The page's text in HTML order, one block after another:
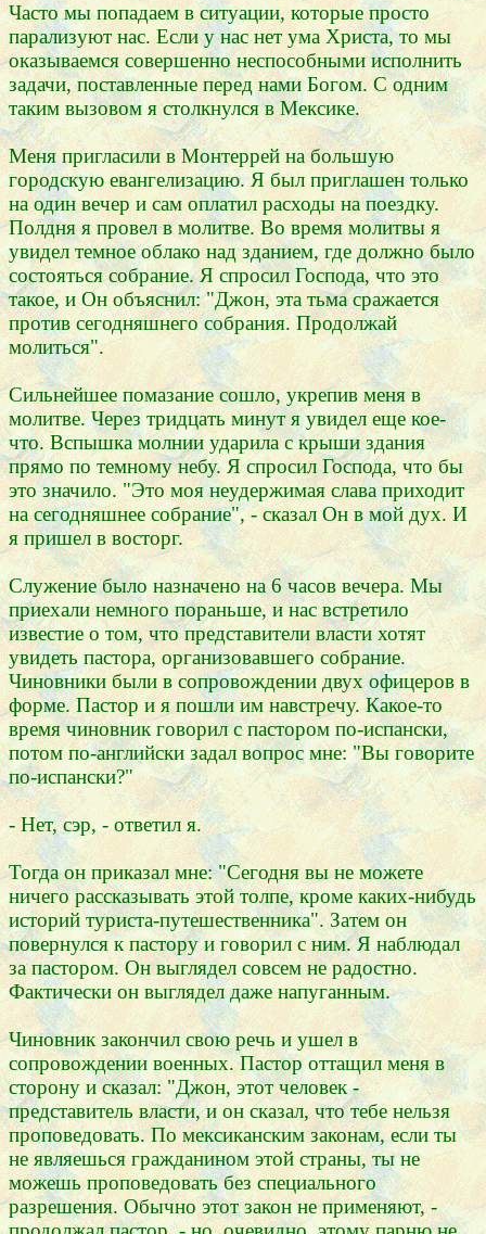
Часто мы попадаем в ситуации, которые просто
парализуют нас. Если у нас нет ума Христа, то мы
оказываемся совершенно неспособными исполнить
задачи, поставленные перед нами Богом. С одним
таким вызовом я столкнулся в Мексике.
Меня пригласили в Монтеррей на большую
городскую евангелизацию. Я был приглашен только
на один вечер и сам оплатил расходы на поездку.
Полдня я провел в молитве. Во время молитвы я
увидел темное облако над зданием, где должно было
состояться собрание. Я спросил Господа, что это
такое, и Он объяснил: "Джон, эта тьма сражается
против сегодняшнего собрания. Продолжай
молиться".
Сильнейшее помазание сошло, укрепив меня в
молитве. Через тридцать минут я увидел еще кое-
что. Вспышка молнии ударила с крыши здания
прямо по темному небу. Я спросил Господа, что бы
это значило. "Это моя неудержимая слава приходит
на сегодняшнее собрание", - сказал Он в мой дух. И
я пришел в восторг.
Служение было назначено на 6 часов вечера. Мы
приехали немного пораньше, и нас встретило
известие о том, что представители власти хотят
увидеть пастора, организовавшего собрание.
Чиновники были в сопровождении двух офицеров в
форме. Пастор и я пошли им навстречу. Какое-то
время чиновник говорил с пастором по-испански,
потом по-английски задал вопрос мне: "Вы говорите
по-испански?"
- Нет, сэр, - ответил я.
Тогда он приказал мне: "Сегодня вы не можете
ничего рассказывать этой толпе, кроме каких-нибудь
историй туриста-путешественника". Затем он
повернулся к пастору и говорил с ним. Я наблюдал
за пастором. Он выглядел совсем не радостно.
Фактически он выглядел даже напуганным.
Чиновник закончил свою речь и ушел в
сопровождении военных. Пастор оттащил меня в
сторону и сказал: "Джон, этот человек -
представитель власти, и он сказал, что тебе нельзя
проповедовать. По мексиканским законам, если ты
не являешься гражданином этой страны, ты не
можешь проповедовать без специального
разрешения. Обычно этот закон не применяют, -